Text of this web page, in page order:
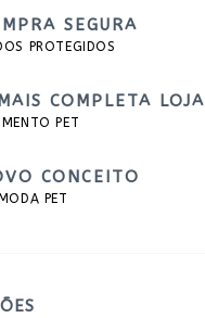
SEGURA
PROTEGIDOS
COMPLETA LOJA
PET
CONCEITO
PET